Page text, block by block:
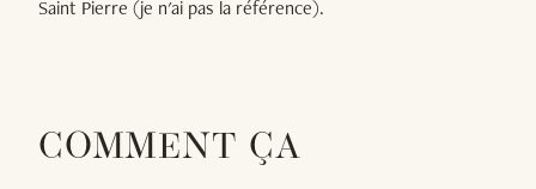
Saint Pierre (je n'ai pas la référence).
COMMENT ÇA